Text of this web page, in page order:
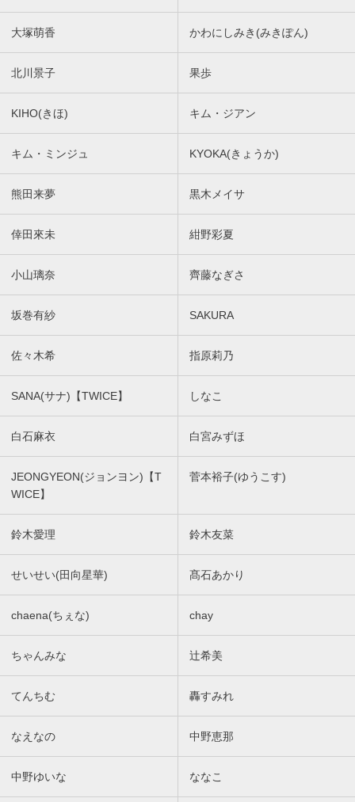
大塚萌香 かわにしみき(みきぽん)
北川景子 果歩
KIHO(きほ) キム・ジアン
キム・ミンジュ KYOKA(きょうか)
熊田来夢 黒木メイサ
倖田來未 紺野彩夏
小山璃奈 齊藤なぎさ
坂巻有紗 SAKURA
佐々木希 指原莉乃
SANA(サナ)【TWICE】 しなこ
白石麻衣 白宮みずほ
JEONGYEON(ジョンヨン)【T
WICE】
菅本裕子(ゆうこす)
鈴木愛理 鈴木友菜
せいせい(田向星華) 髙石あかり
chaena(ちぇな) chay
ちゃんみな 辻希美
てんちむ 轟すみれ
なえなの 中野恵那
中野ゆいな ななこ